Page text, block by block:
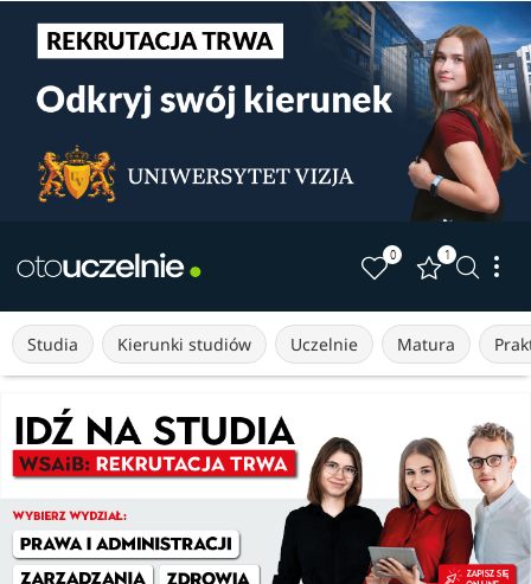
0 1
Studia Kierunki studiów Uczelnie Matura